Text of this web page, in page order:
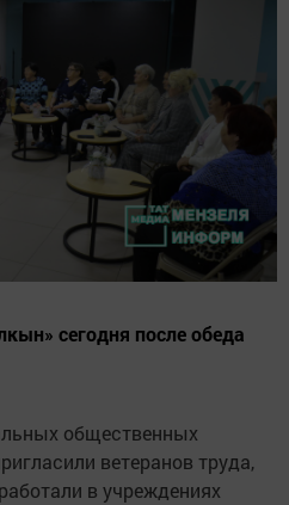
сегодня после обеда
общественных
ветеранов труда,
в учреждениях